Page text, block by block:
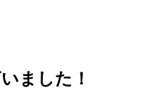
ました！